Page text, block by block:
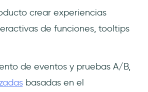
crear experiencias
de funciones, tooltips
de eventos y pruebas A/B,
basadas en el